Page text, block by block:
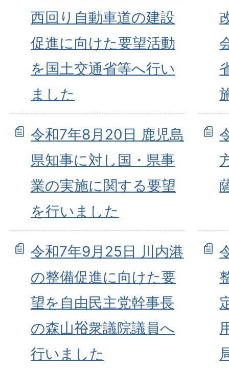
西回り自動車道の建設
促進に向けた要望活動
を国土交通省等へ行い
ました
令和7年8月20日 鹿児島
県知事に対し国・県事
業の実施に関する要望
を行いました
令和7年9月25日 川内港
の整備促進に向けた要
望を自由民主党幹事長
の森山𥙿衆議院議員へ
行いました